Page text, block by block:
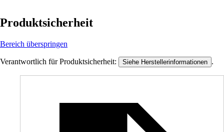
Produktsicherheit
Bereich überspringen
Verantwortlich für Produktsicherheit: Siehe Herstellerinformationen .